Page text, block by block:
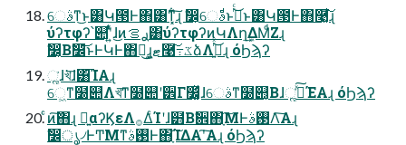
େࣄͳ͜ͱ͸Կ౓Ͱ΋͸ͳ͓͋͠͏ɻ ࣗ෼͕େࣄͩͱࢥͬͨ͜ͱ͸Կ౓Ͱ΋࿩͓͋͠͏ɻ
ύʔτφʔ՝୊ʹ͍ͭͯɺ͜ͷࢪࡦ͸ύʔτφʔͷԿΛղܾ͢ΔΜͩΖ͏ɻ
ࣗ෼͔Βࣗ෼͝ͱͰԿͰ΋ฉ͜͏ɻ͓ޓ͍࿩͠߹͏ػձΛ࡞͍ͬͯ͜͏ɻ όϦϡʔ
ૣ͘ɺখ͘͞ɺ͸͡ΊΑ͏ɻ
େ͖ͳ໰୊Λখ͞ͳ໰୊ʹ੾Γ෼͚ͯɺେࣄͳ໰୊͔Βɺૣ͘ࢼͯ͠ΈΑ͏ɻ όϦϡʔ
ͨͷ͠΋͏ɻ ྑ͍αʔϏεΛ࡞ΔͨΊʹɺ๻Βࣗ਎΋ָ͠ΜͰ࢓ࣄΛ͠Α͏ɻ
ࣗ෼ൃ৴ͰͲΜͳ࢓ࣄͰ΋ָ͠ΊΔΑ͏ʹ͠Α͏ɻ όϦϡʔ